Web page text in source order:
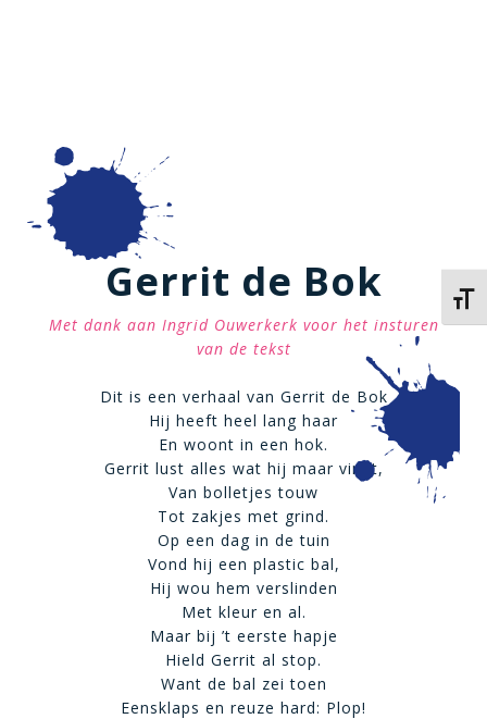
Gerrit de Bok
Met dank aan Ingrid Ouwerkerk voor het insturen
van de tekst
Dit is een verhaal van Gerrit de Bok
Hij heeft heel lang haar
En woont in een hok.
Gerrit lust alles wat hij maar vindt,
Van bolletjes touw
Tot zakjes met grind.
Op een dag in de tuin
Vond hij een plastic bal,
Hij wou hem verslinden
Met kleur en al.
Maar bij ’t eerste hapje
Hield Gerrit al stop.
Want de bal zei toen
Eensklaps en reuze hard: Plop!